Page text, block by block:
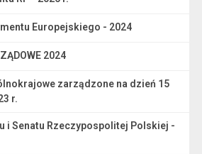
Europejskiego - 2024
2024
zarządzone na dzień 15
r.
i Senatu Rzeczypospolitej Polskiej -